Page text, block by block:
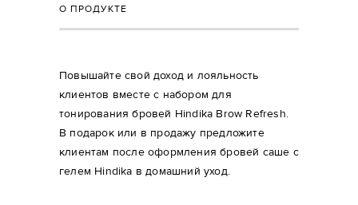
О ПРОДУКТЕ
Повышайте свой доход и лояльность
клиентов вместе с набором для
тонирования бровей Hindika Brow Refresh.
В подарок или в продажу предложите
клиентам после оформления бровей саше с
гелем Hindika в домашний уход.